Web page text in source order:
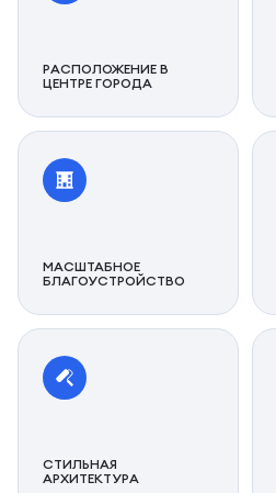
РАСПОЛОЖЕНИЕ В
ЦЕНТРЕ ГОРОДА
МАСШТАБНОЕ
БЛАГОУСТРОЙСТВО
СТИЛЬНАЯ
АРХИТЕКТУРА